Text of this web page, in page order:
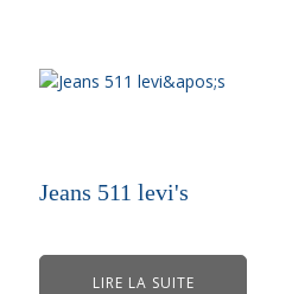
Jeans 511 levi's
LIRE LA SUITE